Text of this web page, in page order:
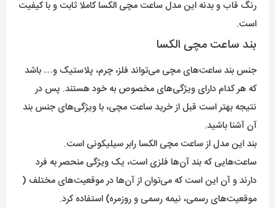
رنگ قاب و بدنه این مدل ساعت مچی الکسا کاملا ثابت و با کیفیت
است.
بند ساعت مچی الکسا
جنس بند ساعت‌های مچی می‌تواند فلز، چرم، پلاستیک و… باشد
که هر کدام دارای ویژگی‌های مخصوص به خود هستند. پس در
نتیجه بهتر است قبل از خرید ساعت مچی، با ویژگی‌های جنس بند
آن آشنا باشید.
بند این مدل از ساعت مچی الکسا رابر سیلیکونی است.
ساعت‌هایی که بند آن‌ها فلزی است، یک ویژگی منحصر به فرد
دارند و آن این است که می‌توان از آن‌ها در موقعیت‌های مختلف (
موقعیت‌های رسمی، نیمه رسمی و روزمره) استفاده کرد.